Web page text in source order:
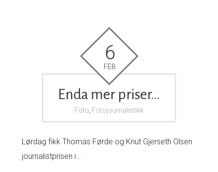
6
FEB
Enda mer priser…
Foto Fotojournalistikk
Lørdag fikk Thomas Førde og Knut Gjerseth Olsen
journalistprisen i…